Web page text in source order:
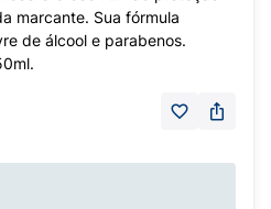
marcante. Sua fórmula
de álcool e parabenos.